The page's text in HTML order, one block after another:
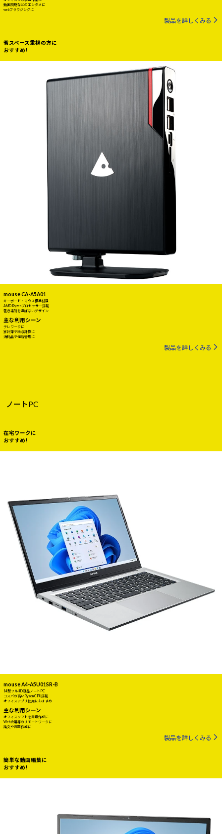
動画視聴などのエンタメに
webブラウジングに
製品を詳しくみる
省スペース重視の方に
おすすめ!
mouse CA-A5A01
キーボード・マウス標準付属
AMD Ryzenプロセッサー搭載
置き場所を選ばないデザイン
主な利用シーン
テレワークに
家計簿や給与計算に
消耗品や備品管理に
製品を詳しくみる
ノートPC
在宅ワークに
おすすめ!
mouse A4-A5U01SR-B
14型フルHD液晶ノートPC
コスパの高いRyzen CPU搭載
オフィスアプリ使用におすすめ
主な利用シーン
オフィスソフトを書類作成に
Web会議等のリモートワークに
論文や課題作成に
製品を詳しくみる
簡単な動画編集に
おすすめ!